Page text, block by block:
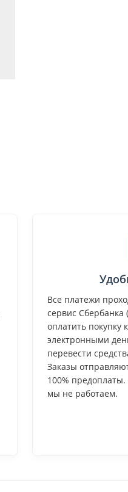
Все платежи
сервис
оплатить покупку
электронными
перевести
Заказы
100%
мы не работаем.